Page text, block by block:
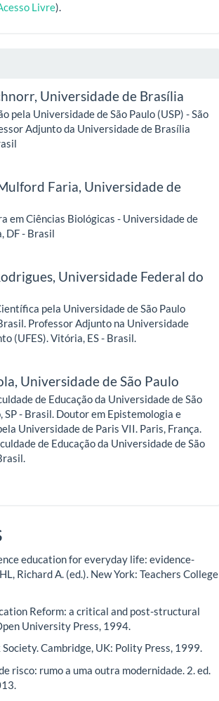
Livre).
Universidade de Brasília
pela Universidade de São Paulo (USP) - São
Adjunto da Universidade de Brasília
Faria, Universidade de
em Ciências Biológicas - Universidade de
DF - Brasil
Universidade Federal do
pela Universidade de São Paulo
Professor Adjunto na Universidade
(UFES). Vitória, ES - Brasil.
Universidade de São Paulo
de Educação da Universidade de São
SP - Brasil. Doutor em Epistemologia e
Universidade de Paris VII. Paris, França.
de Educação da Universidade de São
education for everyday life: evidence-
Richard A. (ed.). New York: Teachers College
Reform: a critical and post-structural
University Press, 1994.
Cambridge, UK: Polity Press, 1999.
risco: rumo a uma outra modernidade. 2. ed.